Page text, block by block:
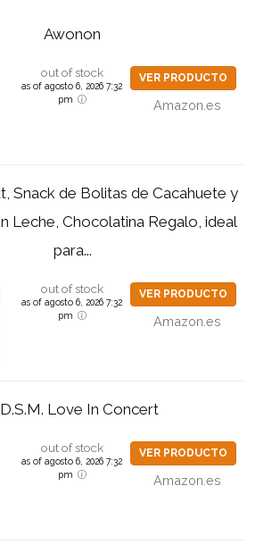
Awonon
out of stock
as of agosto 6, 2026 7:32
pm
VER PRODUCTO
Amazon.es
Snack de Bolitas de Cacahuete y
Leche, Chocolatina Regalo, ideal
para...
out of stock
as of agosto 6, 2026 7:32
pm
VER PRODUCTO
Amazon.es
Love In Concert
out of stock
as of agosto 6, 2026 7:32
pm
VER PRODUCTO
Amazon.es